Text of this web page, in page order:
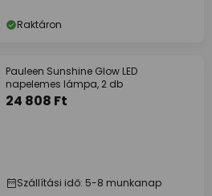
Raktáron
Pauleen Sunshine Glow LED
napelemes lámpa, 2 db
24 808 Ft
Szállítási idő: 5-8 munkanap